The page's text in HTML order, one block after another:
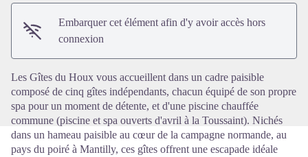
Voir l'image en plein écran
Embarquer cet élément afin d'y avoir accès hors
connexion
Les Gîtes du Houx vous accueillent dans un cadre paisible
composé de cinq gîtes indépendants, chacun équipé de son propre
spa pour un moment de détente, et d'une piscine chauffée
commune (piscine et spa ouverts d'avril à la Toussaint). Nichés
dans un hameau paisible au cœur de la campagne normande, au
pays du poiré à Mantilly, ces gîtes offrent une escapade idéale